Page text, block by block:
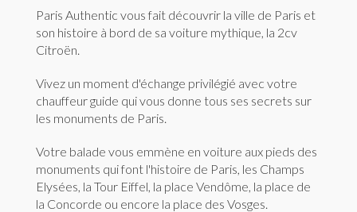
Paris Authentic vous fait découvrir la ville de Paris et
son histoire à bord de sa voiture mythique, la 2cv
Citroën.
Vivez un moment d'échange privilégié avec votre
chauffeur guide qui vous donne tous ses secrets sur
les monuments de Paris.
Votre balade vous emmène en voiture aux pieds des
monuments qui font l'histoire de Paris, les Champs
Elysées, la Tour Eiffel, la place Vendôme, la place de
la Concorde ou encore la place des Vosges.